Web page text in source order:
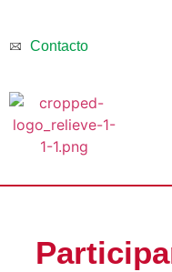
Contacto